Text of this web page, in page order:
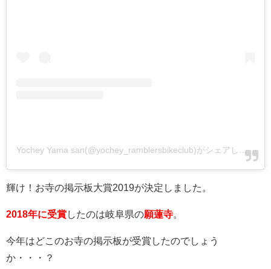
Yochey Yama san(@yochey_ramblersbikeclub)がシェアした投稿
輝け！お寺の掲示板大賞2019が決定しました。
2018年に受賞したのは岐阜県の願蓮寺。
今年はどこのお寺の掲示板が受賞したのでしょう
か・・・？